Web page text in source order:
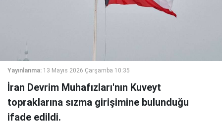
Yayınlanma: 13 Mayıs 2026 Çarşamba 10:35
İran Devrim Muhafızları'nın Kuveyt
topraklarına sızma girişimine bulunduğu
ifade edildi.